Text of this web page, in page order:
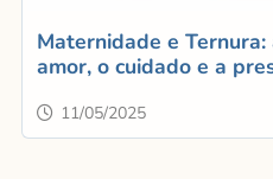
Maternidade e
amor, o cuidado e a
11/05/2025